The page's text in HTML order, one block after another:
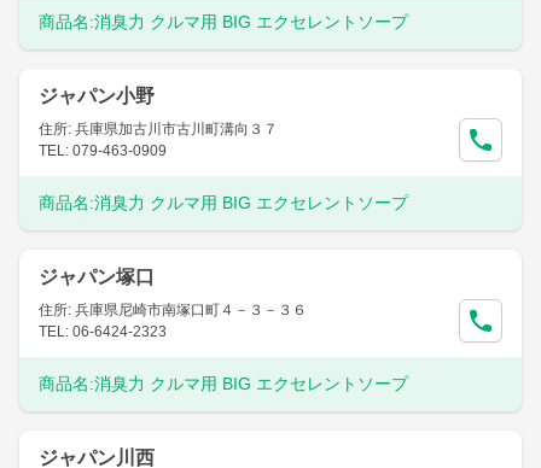
商品名:消臭力 クルマ用 BIG エクセレントソープ
ジャパン小野
住所: 兵庫県加古川市古川町溝向３７
TEL: 079-463-0909
商品名:消臭力 クルマ用 BIG エクセレントソープ
ジャパン塚口
住所: 兵庫県尼崎市南塚口町４－３－３６
TEL: 06-6424-2323
商品名:消臭力 クルマ用 BIG エクセレントソープ
ジャパン川西